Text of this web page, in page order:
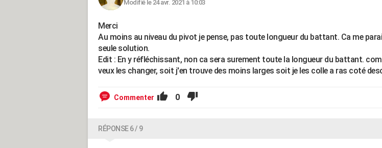
Modifié le 24 avr. 2021 à 10:03
Merci
Au moins au niveau du pivot je pense, pas toute longueur du battant. Ca me
seule solution.
Edit : En y réfléchissant, non ca sera surement toute la longueur du battant.
veux les changer, soit j'en trouve des moins larges soit je les colle a ras coté
Commenter 0
RÉPONSE 6 / 9